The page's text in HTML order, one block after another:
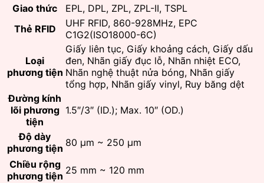
Giao thức
EPL, DPL, ZPL, ZPL-II, TSPL
Thẻ RFID
UHF RFID, 860-928MHz, EPC
C1G2(ISO18000-6C)
Loại
phương tiện
Giấy liên tục, Giấy khoảng cách, Giấy dấu
đen, Nhãn giấy đục lỗ, Nhãn nhiệt ECO,
Nhãn nghệ thuật nửa bóng, Nhãn giấy
tổng hợp, Nhãn giấy vinyl, Ruy băng dệt
Đường kính
lõi phương
tiện
1.5″/3″ (ID.); Max. 10″ (OD.)
Độ dày
phương tiện 80 μm ~ 250 μm
Chiều rộng
phương tiện 25 mm ~ 120 mm